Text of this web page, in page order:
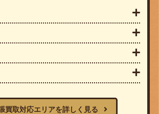
買取対応エリアを詳しく見る